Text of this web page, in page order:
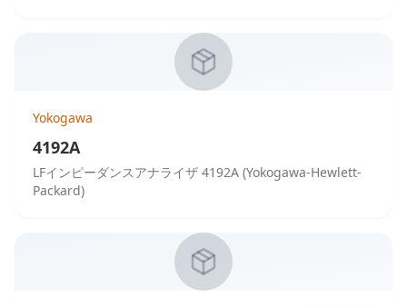
Yokogawa
4192A
LFインピーダンスアナライザ 4192A (Yokogawa-Hewlett-
Packard)